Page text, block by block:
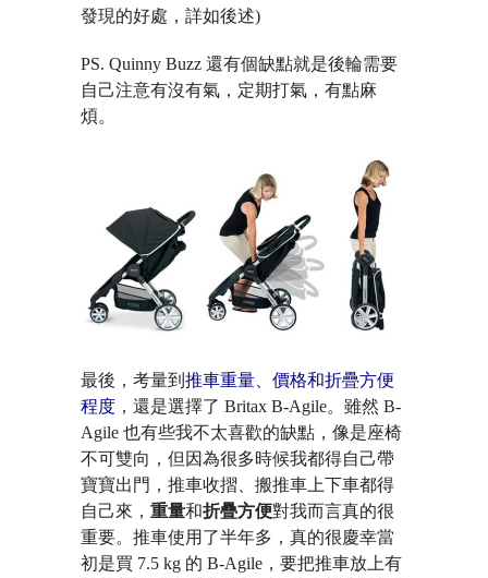
發現的好處，詳如後述)
PS. Quinny Buzz 還有個缺點就是後輪需要
自己注意有沒有氣，定期打氣，有點麻
煩。
最後，考量到 推車重量、價格和折疊方便
程度 ，還是選擇了 Britax B-Agile。雖然 B-
Agile 也有些我不太喜歡的缺點，像是座椅
不可雙向，但因為很多時候我都得自己帶
寶寶出門，推車收摺、搬推車上下車都得
自己來， 重量和折疊方便對我而言真的很
重要。推車使用了半年多，真的很慶幸當
初是買 7.5 kg 的 B-Agile，要把推車放上有